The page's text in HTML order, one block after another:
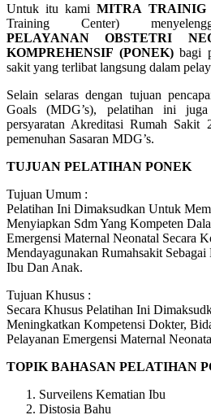
Untuk itu kamiMITRA TRAINIG
Training Center)
PELAYANAN OBSTETRI
KOMPREHENSIF (PONEK)bagi
sakit yang terlibat langsung dalam
Selain selaras dengan tujuan
Goals (MDG’s), pelatihan ini
persyaratan Akreditasi Rumah Sakit
pemenuhan Sasaran MDG’s.
TUJUAN PELATIHAN PONEK
Tujuan Umum :
Pelatihan Ini Dimaksudkan Untuk
Menyiapkan Sdm Yang Kompeten
Emergensi Maternal Neonatal Secara
Mendayagunakan Rumahsakit Sebagai
Ibu Dan Anak.
Tujuan Khusus :
Secara Khusus Pelatihan Ini
Meningkatkan Kompetensi Dokter,
Pelayanan Emergensi Maternal
TOPIK BAHASAN PELATIHAN
Surveilens Kematian Ibu
Distosia Bahu